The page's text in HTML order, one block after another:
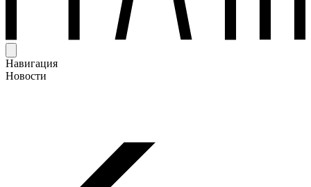
Навигация
Новости